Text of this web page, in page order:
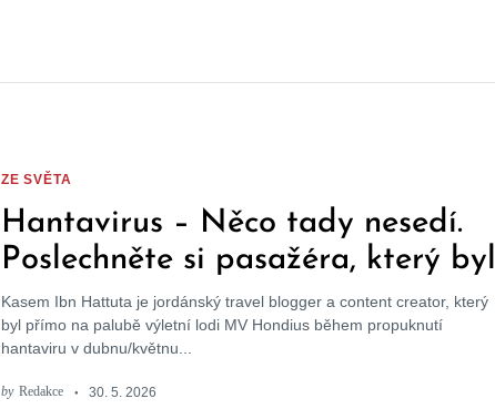
ZE SVĚTA
Hantavirus – Něco tady nesedí.
Poslechněte si pasažéra, který byl
na výletní lodi
Kasem Ibn Hattuta je jordánský travel blogger a content creator, který
byl přímo na palubě výletní lodi MV Hondius během propuknutí
hantaviru v dubnu/květnu...
by Redakce 30. 5. 2026